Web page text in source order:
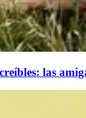
las